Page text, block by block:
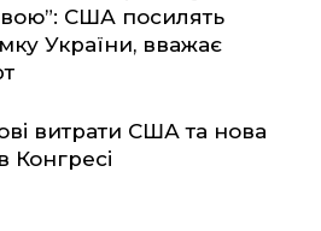
США посилять
України, вважає
витрати США та нова
Конгресі